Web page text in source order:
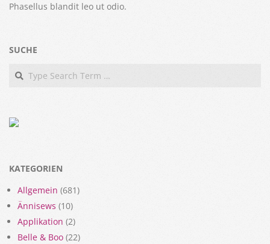
Phasellus blandit leo ut odio.
SUCHE
Search
KATEGORIEN
Allgemein (681)
Ännisews (10)
Applikation (2)
Belle & Boo (22)